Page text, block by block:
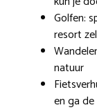
Golfen:
resort
natuur
en ga